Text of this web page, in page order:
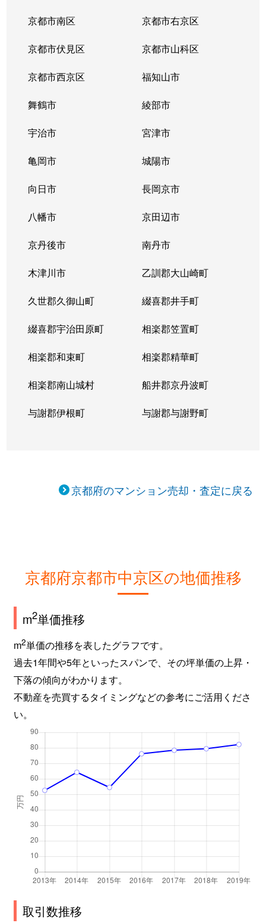
壬生馬場町
550万円
大宮(京都)
壬生馬場町
3,200万円
大宮(京都)
壬生馬場町
650万円
壬生馬場町
970万円
壬生東大竹町
400万円
壬生檜町
1,900万円
壬生檜町
1,900万円
壬生森前町
970万円
壬生森前町
580万円
壬生森前町
800万円
西院(阪急)
壬生森町
3,800万円
西院(阪急)
乾学区
470万円
大宮(京都)
乾学区
580万円
大宮(京都)
乾学区
2,600万円
大宮(京都)
乾学区
560万円
大宮(京都)
城巽学区
5,500万円
烏丸御池
城巽学区
城巽学区
7,300万円
城巽学区
城巽学区
3,500万円
烏丸御池
城巽学区
1,600万円
二条城前
城巽学区
2,500万円
二条城前
城巽学区
城巽学区
城巽学区
城巽学区
1,600万円
二条城前
城巽学区
京都市南区 京都市右京区
京都市伏見区 京都市山科区
京都市西京区 福知山市
舞鶴市 綾部市
宇治市 宮津市
亀岡市 城陽市
向日市 長岡京市
八幡市 京田辺市
京丹後市 南丹市
木津川市 乙訓郡大山崎町
久世郡久御山町 綴喜郡井手町
綴喜郡宇治田原町 相楽郡笠置町
相楽郡和束町 相楽郡精華町
相楽郡南山城村 船井郡京丹波町
与謝郡伊根町 与謝郡与謝野町
京都府のマンション売却・査定に戻る
京都府京都市中京区の地価推移
m2単価推移
m2単価の推移を表したグラフです。
過去1年間や5年といったスパンで、その坪単価の上昇・
下落の傾向がわかります。
不動産を売買するタイミングなどの参考にご活用くださ
い。
取引数推移